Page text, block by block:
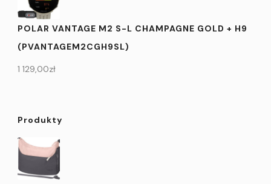
POLAR VANTAGE M2 S-L CHAMPAGNE GOLD + H9
(PVANTAGEM2CGH9SL)
1 129,00zł
Produkty